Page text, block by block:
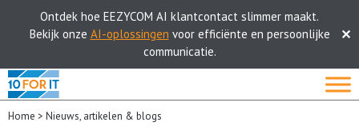
Ontdek hoe EEZYCOM AI klantcontact slimmer maakt.
Bekijk onze AI-oplossingen voor efficiënte en persoonlijke
communicatie.
✕
Skip
to
content
Home > Nieuws, artikelen & blogs